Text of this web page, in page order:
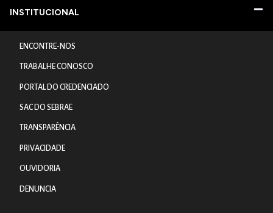
INSTITUCIONAL
ENCONTRE-NOS
TRABALHE CONOSCO
PORTAL DO CREDENCIADO
SAC DO SEBRAE
TRANSPARÊNCIA
PRIVACIDADE
OUVIDORIA
DENUNCIA